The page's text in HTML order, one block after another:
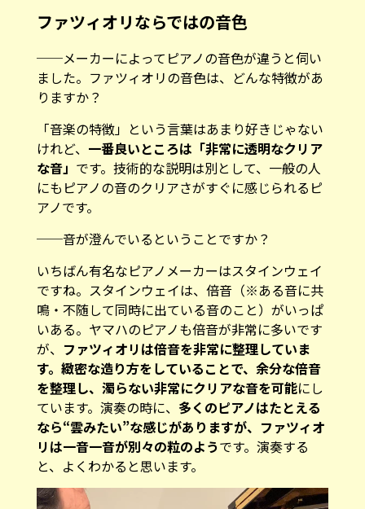
ファツィオリならではの音色
──メーカーによってピアノの音色が違うと伺い
ました。ファツィオリの音色は、どんな特徴があ
りますか？
「音楽の特徴」という言葉はあまり好きじゃない
けれど、 一番良いところは「非常に透明なクリア
な音」 です。技術的な説明は別として、一般の人
にもピアノの音のクリアさがすぐに感じられるピ
アノです。
──音が澄んでいるということですか？
いちばん有名なピアノメーカーはスタインウェイ
ですね。スタインウェイは、倍音（※ある音に共
鳴・不随して同時に出ている音のこと）がいっぱ
いある。ヤマハのピアノも倍音が非常に多いです
が、 ファツィオリは倍音を非常に整理していま
す。緻密な造り方をしていることで、余分な倍音
を整理し、濁らない非常にクリアな音を可能にし
ています。演奏の時に、 多くのピアノはたとえる
なら“雲みたい”な感じがありますが、ファツィオ
リは一音一音が別々の粒のようです。演奏する
と、よくわかると思います。